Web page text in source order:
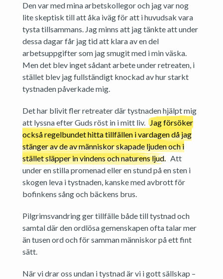
Den var med mina arbetskollegor och jag var nog
lite skeptisk till att åka iväg för att i huvudsak vara
tysta tillsammans. Jag minns att jag tänkte att under
dessa dagar får jag tid att klara av en del
arbetsuppgifter som jag smugit med i min väska.
Men det blev inget sådant arbete under retreaten, i
stället blev jag fullständigt knockad av hur starkt
tystnaden påverkade mig.
Det har blivit fler retreater där tystnaden hjälpt mig
att lyssna efter Guds röst in i mitt liv. Jag försöker
också regelbundet hitta tillfällen i vardagen då jag
stänger av de av människor skapade ljuden och i
stället släpper in vindens och naturens ljud. Att
under en stilla promenad eller en stund på en sten i
skogen leva i tystnaden, kanske med avbrott för
bofinkens sång och bäckens brus.
Pilgrimsvandring ger tillfälle både till tystnad och
samtal där den ordlösa gemenskapen ofta talar mer
än tusen ord och för samman människor på ett fint
sätt.
När vi drar oss undan i tystnad är vi i gott sällskap –